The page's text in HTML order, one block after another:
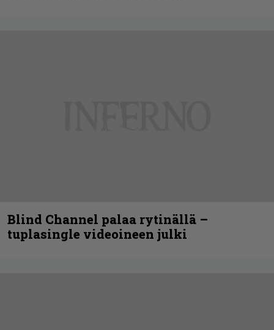
Blind Channel palaa rytinällä –
tuplasingle videoineen julki